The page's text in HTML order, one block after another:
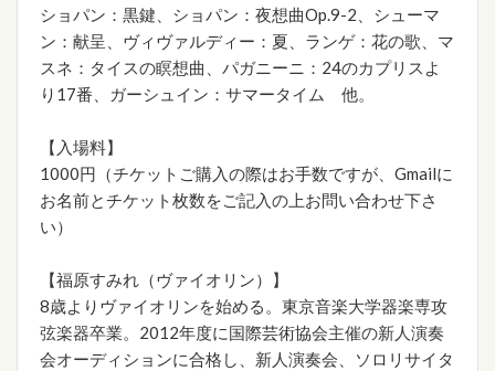
ショパン：黒鍵、ショパン：夜想曲Op.9-2、シューマ
ン：献呈、ヴィヴァルディー：夏、ランゲ：花の歌、マ
スネ：タイスの瞑想曲、パガニーニ：24のカプリスよ
り17番、ガーシュイン：サマータイム 他。
【入場料】
1000円（チケットご購入の際はお手数ですが、Gmailに
お名前とチケット枚数をご記入の上お問い合わせ下さ
い）
【福原すみれ（ヴァイオリン）】
8歳よりヴァイオリンを始める。東京音楽大学器楽専攻
弦楽器卒業。2012年度に国際芸術協会主催の新人演奏
会オーディションに合格し、新人演奏会、ソロリサイタ